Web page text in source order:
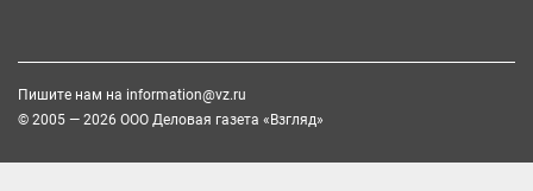
Пишите нам на information@vz.ru
© 2005 — 2026 ООО Деловая газета «Взгляд»